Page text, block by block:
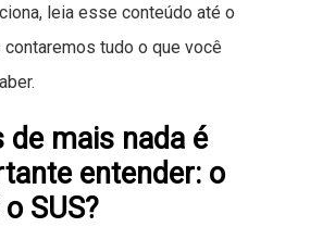
leia esse conteúdo até o
tudo o que você
de mais nada é
entender: o
SUS?